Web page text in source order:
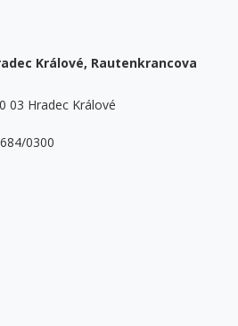
Králové, Rautenkrancova
03 Hradec Králové
0300